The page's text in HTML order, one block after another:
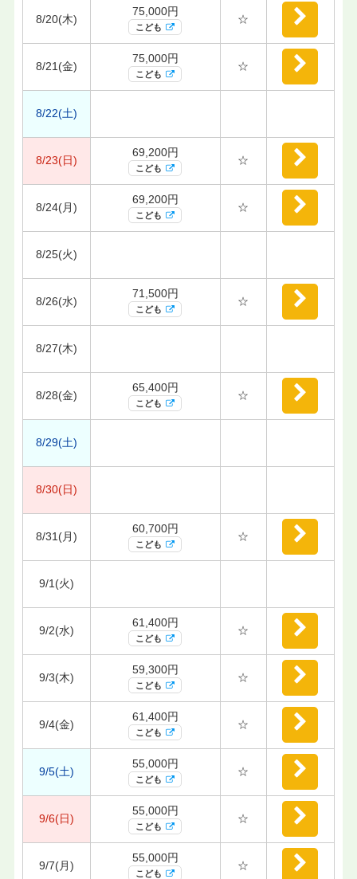
8/20(木)
75,000円
こども
☆
8/21(金)
75,000円
こども
☆
8/22(土)
8/23(日)
69,200円
こども
☆
8/24(月)
69,200円
こども
☆
8/25(火)
8/26(水)
71,500円
こども
☆
8/27(木)
8/28(金)
65,400円
こども
☆
8/29(土)
8/30(日)
8/31(月)
60,700円
こども
☆
9/1(火)
9/2(水)
61,400円
こども
☆
9/3(木)
59,300円
こども
☆
9/4(金)
61,400円
こども
☆
9/5(土)
55,000円
こども
☆
9/6(日)
55,000円
こども
☆
9/7(月)
55,000円
こども
☆